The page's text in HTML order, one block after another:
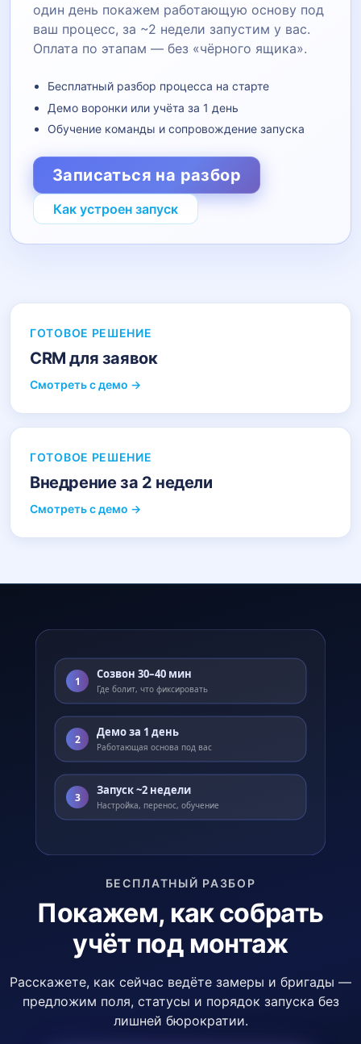
один день покажем работающую основу под
ваш процесс, за ~2 недели запустим у вас.
Оплата по этапам — без «чёрного ящика».
Бесплатный разбор процесса на старте
Демо воронки или учёта за 1 день
Обучение команды и сопровождение запуска
Записаться на разбор
Как устроен запуск
ГОТОВОЕ РЕШЕНИЕ
CRM для заявок
Смотреть с демо →
ГОТОВОЕ РЕШЕНИЕ
Внедрение за 2 недели
Смотреть с демо →
1
Созвон 30–40 мин
Где болит, что фиксировать
2
Демо за 1 день
Работающая основа под вас
3
Запуск ~2 недели
Настройка, перенос, обучение
БЕСПЛАТНЫЙ РАЗБОР
Покажем, как собрать
учёт под монтаж
Расскажете, как сейчас ведёте замеры и бригады —
предложим поля, статусы и порядок запуска без
лишней бюрократии.